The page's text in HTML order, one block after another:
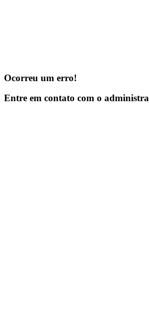
Ocorreu um erro!
Entre em contato com o